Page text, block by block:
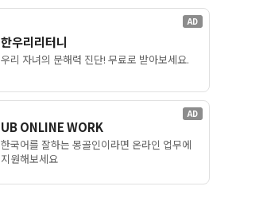
AD
한우리리터니
우리 자녀의 문해력 진단! 무료로 받아보세요.
AD
UB ONLINE WORK
한국어를 잘하는 몽골인이라면 온라인 업무에
지원해보세요